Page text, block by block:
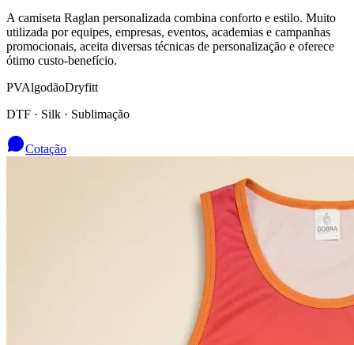
A camiseta Raglan personalizada combina conforto e estilo. Muito
utilizada por equipes, empresas, eventos, academias e campanhas
promocionais, aceita diversas técnicas de personalização e oferece
ótimo custo-benefício.
PVAlgodãoDryfitt
DTF · Silk · Sublimação
Cotação